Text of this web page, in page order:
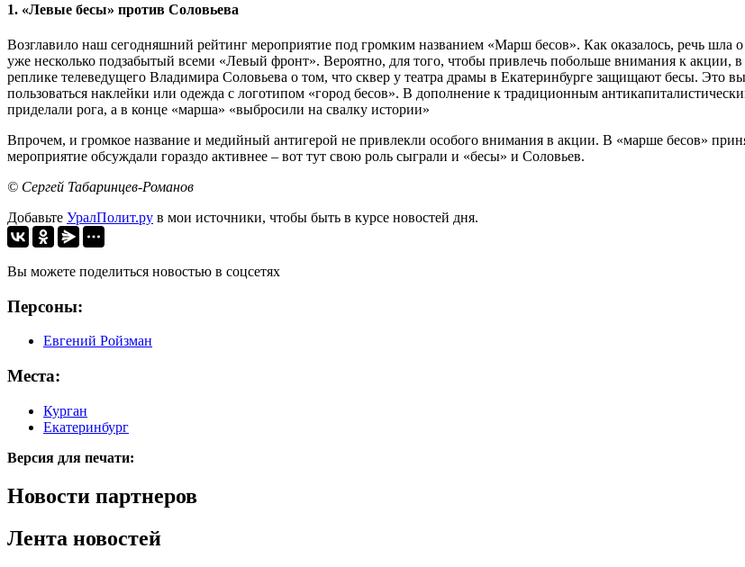
1. «Левые бесы» против Соловьева
Возглавило наш сегодняшний рейтинг мероприятие под громким названием «Марш бесов». Как оказалось, речь
уже несколько подзабытый всеми «Левый фронт». Вероятно, для того, чтобы привлечь побольше внимания к акции,
реплике телеведущего Владимира Соловьева о том, что сквер у театра драмы в Екатеринбурге защищают бесы. Это
пользоваться наклейки или одежда с логотипом «город бесов». В дополнение к традиционным
приделали рога, а в конце «марша» «выбросили на свалку истории»
Впрочем, и громкое название и медийный антигерой не привлекли особого внимания в акции. В «марше бесов»
мероприятие обсуждали гораздо активнее – вот тут свою роль сыграли и «бесы» и Соловьев.
© Сергей Табаринцев-Романов
Добавьте УралПолит.ру в мои источники, чтобы быть в курсе новостей дня.
Вы можете поделиться новостью в соцсетях
Персоны:
Евгений Ройзман
Места:
Курган
Екатеринбург
Версия для печати:
Новости партнеров
Лента новостей